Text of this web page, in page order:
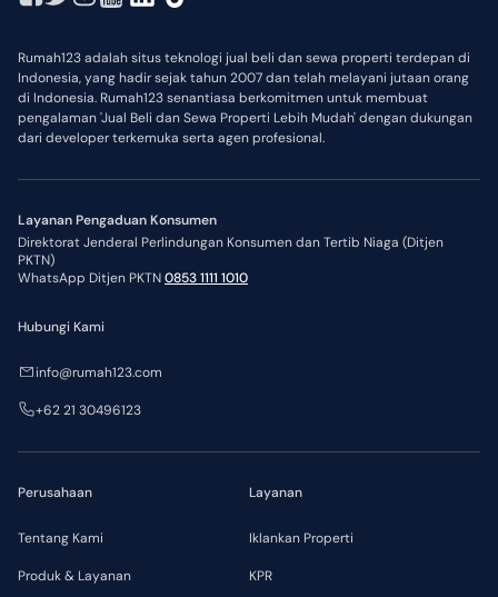
Rumah123 adalah situs teknologi jual beli dan sewa properti terdepan di
Indonesia, yang hadir sejak tahun 2007 dan telah melayani jutaan orang
di Indonesia. Rumah123 senantiasa berkomitmen untuk membuat
pengalaman 'Jual Beli dan Sewa Properti Lebih Mudah' dengan dukungan
dari developer terkemuka serta agen profesional.
Layanan Pengaduan Konsumen
Direktorat Jenderal Perlindungan Konsumen dan Tertib Niaga (Ditjen
PKTN)
WhatsApp Ditjen PKTN0853 1111 1010
Perusahaan
Tentang Kami
Produk & Layanan
Layanan
Iklankan Properti
KPR
Hubungi Kami
info@rumah123.com
+62 21 30496123